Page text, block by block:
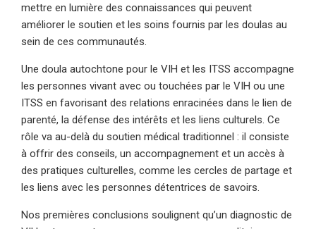
mettre en lumière des connaissances qui peuvent
améliorer le soutien et les soins fournis par les doulas au
sein de ces communautés.
Une doula autochtone pour le VIH et les ITSS accompagne
les personnes vivant avec ou touchées par le VIH ou une
ITSS en favorisant des relations enracinées dans le lien de
parenté, la défense des intérêts et les liens culturels. Ce
rôle va au-delà du soutien médical traditionnel : il consiste
à offrir des conseils, un accompagnement et un accès à
des pratiques culturelles, comme les cercles de partage et
les liens avec les personnes détentrices de savoirs.
Nos premières conclusions soulignent qu’un diagnostic de